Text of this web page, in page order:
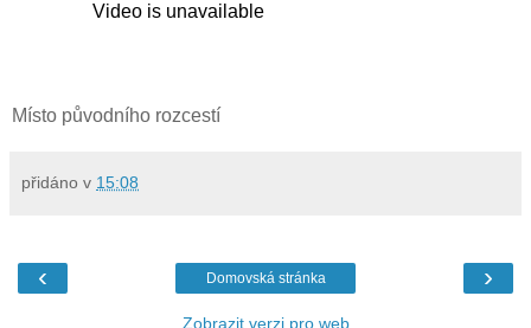
Místo původního rozcestí
přidáno v 15:08
‹ ›
Domovská stránka
Zobrazit verzi pro web